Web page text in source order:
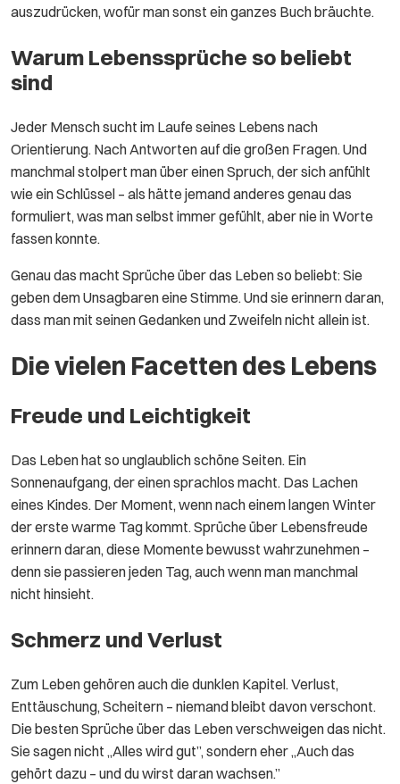
auszudrücken, wofür man sonst ein ganzes Buch bräuchte.
Warum Lebenssprüche so beliebt
sind
Jeder Mensch sucht im Laufe seines Lebens nach
Orientierung. Nach Antworten auf die großen Fragen. Und
manchmal stolpert man über einen Spruch, der sich anfühlt
wie ein Schlüssel – als hätte jemand anderes genau das
formuliert, was man selbst immer gefühlt, aber nie in Worte
fassen konnte.
Genau das macht Sprüche über das Leben so beliebt: Sie
geben dem Unsagbaren eine Stimme. Und sie erinnern daran,
dass man mit seinen Gedanken und Zweifeln nicht allein ist.
Die vielen Facetten des Lebens
Freude und Leichtigkeit
Das Leben hat so unglaublich schöne Seiten. Ein
Sonnenaufgang, der einen sprachlos macht. Das Lachen
eines Kindes. Der Moment, wenn nach einem langen Winter
der erste warme Tag kommt. Sprüche über Lebensfreude
erinnern daran, diese Momente bewusst wahrzunehmen –
denn sie passieren jeden Tag, auch wenn man manchmal
nicht hinsieht.
Schmerz und Verlust
Zum Leben gehören auch die dunklen Kapitel. Verlust,
Enttäuschung, Scheitern – niemand bleibt davon verschont.
Die besten Sprüche über das Leben verschweigen das nicht.
Sie sagen nicht „Alles wird gut”, sondern eher „Auch das
gehört dazu – und du wirst daran wachsen.”